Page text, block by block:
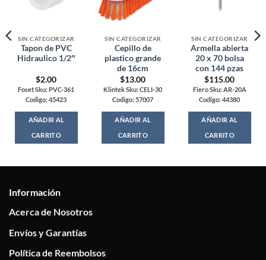
SIN CATEGORIZAR
Tapon de PVC
Hidraulico 1/2″
$2.00
Foset Sku: PVC-361
Codigo: 45423
AÑADIR AL
CARRITO
SIN CATEGORIZAR
Cepillo de
plastico grande
de 16cm
$13.00
Klintek Sku: CELI-30
Codigo: 57007
AÑADIR AL
CARRITO
SIN CATEGORIZAR
Armella abierta
20 x 70 bolsa
con 144 pzas
$115.00
Fiero Sku: AR-20A
Codigo: 44380
AÑADIR AL
CARRITO
Información
Acerca de Nosotros
Envíos y Garantías
Política de Reembolsos